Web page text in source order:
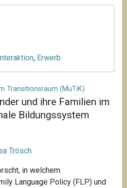
, Erwerb
Transitionsraum (MuTiK)
und ihre Familien im
Bildungssystem
Trösch
in welchem
Language Policy (FLP) und